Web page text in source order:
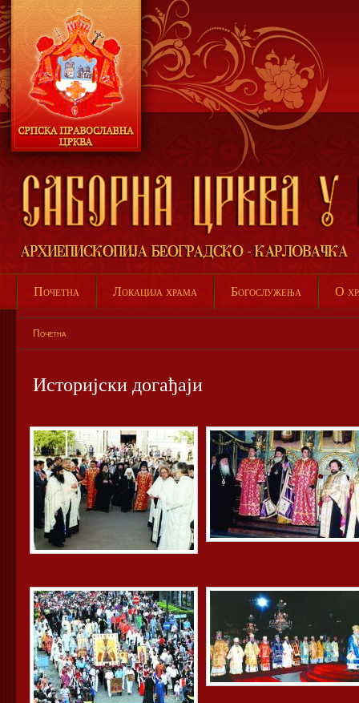
Почетна Локација храма Богослужења О
Почетна
Историјски догађаји